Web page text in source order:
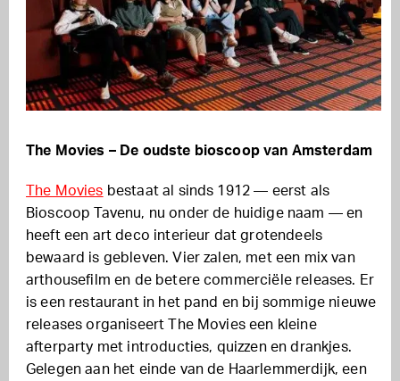
The Movies – De oudste bioscoop van Amsterdam
The Movies bestaat al sinds 1912 — eerst als
Bioscoop Tavenu, nu onder de huidige naam — en
heeft een art deco interieur dat grotendeels
bewaard is gebleven. Vier zalen, met een mix van
arthousefilm en de betere commerciële releases. Er
is een restaurant in het pand en bij sommige nieuwe
releases organiseert The Movies een kleine
afterparty met introducties, quizzen en drankjes.
Gelegen aan het einde van de Haarlemmerdijk, een